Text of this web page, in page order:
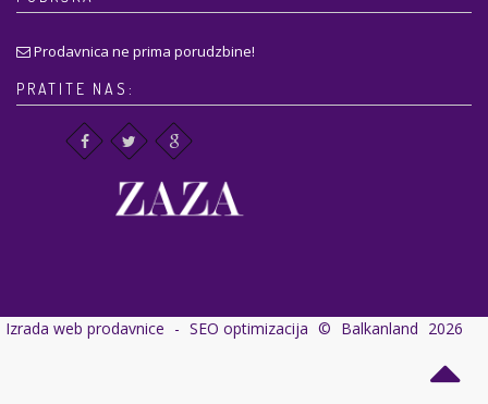
Prodavnica ne prima porudzbine!
PRATITE NAS:
Izrada web prodavnice - SEO optimizacija © Balkanland 2026